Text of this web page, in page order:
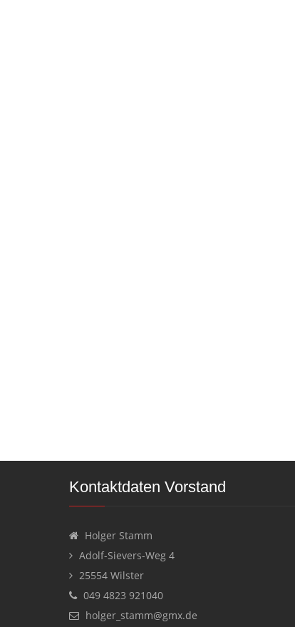
Kontaktdaten Vorstand
Holger Stamm
Adolf-Sievers-Weg 4
25554 Wilster
049 4823 921040
holger_stamm@gmx.de